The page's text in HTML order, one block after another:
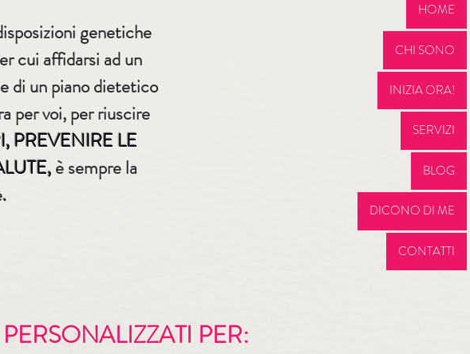
genetiche
cui affidarsi ad un
di un piano dietetico
per voi, per riuscire
PREVENIRE LE
è sempre la
.
HOME
CHI SONO
INIZIA ORA!
SERVIZI
BLOG
DICONO DI ME
CONTATTI
PER: